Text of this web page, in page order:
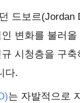
드보르(Jordan
변화를 불러올
시청층을 구
다.
는 자발적으로